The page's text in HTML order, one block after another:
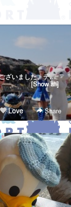
当サイトは２０１７年７月２３日で終了いたしました。これまでご愛読いただき、ありがとうございました。ディズニー大好き夫婦のＲｉｋｕ＆Ｍｉｕです。日々の他愛も無いことを呟きます。＜管理人＞Ｒｉｋｕ（夫）→妻の影響でディズニー好きになったにわかファンＭｉｕ（妻）→子供の頃から根っからのディズニー好きＤｉｓｎｅｙ Ｄｒｅａｍｓhttp://waltdisneymagic.blog135.fc2.com/２０１２年３月までＲｉｋｕ＆Ｍｉｕが運営していたディズニーブログです。
[Show all]
Love Share